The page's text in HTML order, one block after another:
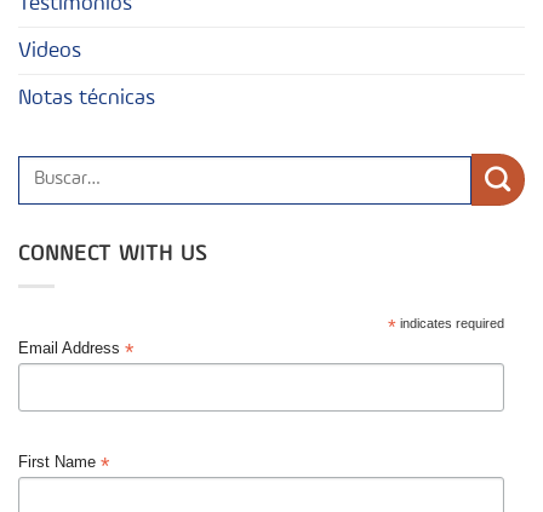
Videos
Notas técnicas
CONNECT WITH US
* indicates required
Email Address *
First Name *